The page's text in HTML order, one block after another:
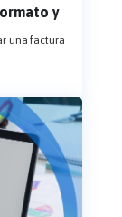
y
una factura